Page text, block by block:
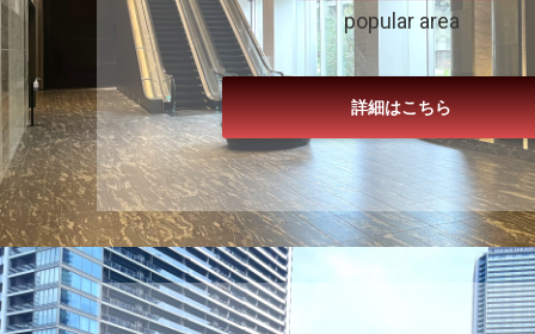
popular area
詳細はこちら